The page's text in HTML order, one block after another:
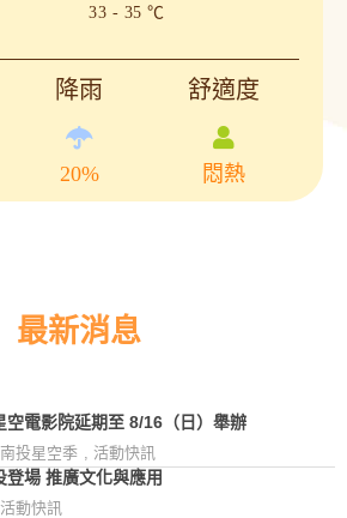
33 - 35 ℃
降雨
20%
舒適度
悶熱
最新消息
空電影院延期至 8/16（日）舉辦
南投星空季 , 活動快訊
場 推廣文化與應用
活動快訊